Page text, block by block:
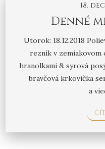
18.
Denné
Utorok: 18.12.2018
rezník v zemiakovom
hranolkami & syrová
bravčová krkovička
a